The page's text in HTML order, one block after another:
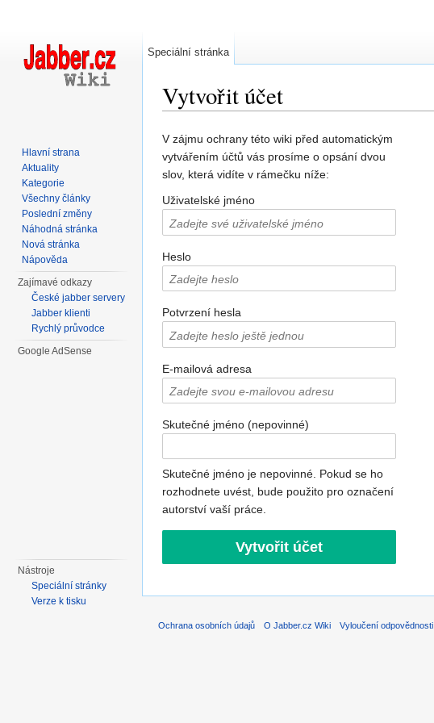
Vytvořit účet
V zájmu ochrany této wiki před automatickým
vytvářením účtů vás prosíme o opsání dvou
slov, která vidíte v rámečku níže:
Uživatelské jméno
Heslo
Potvrzení hesla
E-mailová adresa
Skutečné jméno (nepovinné)
Skutečné jméno je nepovinné. Pokud se ho
rozhodnete uvést, bude použito pro označení
autorství vaší práce.
Speciální stránka
Hlavní strana
Aktuality
Kategorie
Všechny články
Poslední změny
Náhodná stránka
Nová stránka
Nápověda
Zajímavé odkazy
České jabber servery
Jabber klienti
Rychlý průvodce
Google AdSense
Nástroje
Speciální stránky
Verze k tisku
Ochrana osobních údajů O Jabber.cz Wiki Vyloučení odpovědnosti